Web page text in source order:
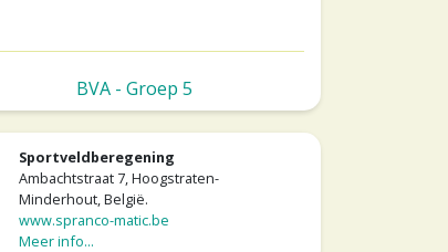
BVA - Groep 5
Sportveldberegening
Ambachtstraat 7, Hoogstraten-
Minderhout, België.
www.spranco-matic.be
Meer info...